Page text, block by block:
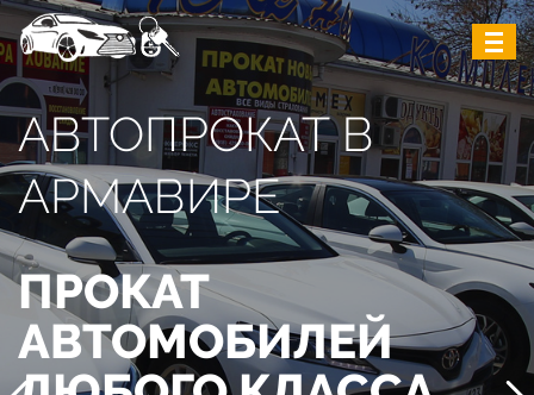
АВТОПРОКАТ В
АРМАВИРЕ
ПРОКАТ
АВТОМОБИЛЕЙ